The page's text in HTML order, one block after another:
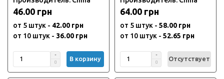
46.00 грн
от 5 штук - 42.00 грн
от 10 штук - 36.00 грн
В корзину
64.00 грн
от 5 штук - 58.00 грн
от 10 штук - 52.65 грн
Отсутствует